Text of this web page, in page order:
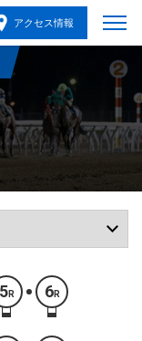
アクセス情報
5R 6R